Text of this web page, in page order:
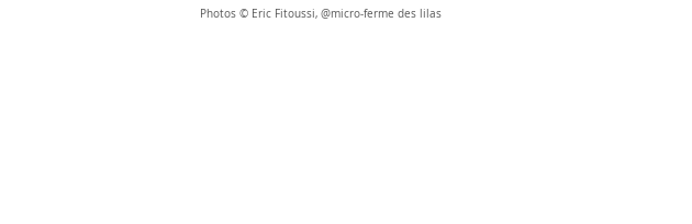
Photos © Eric Fitoussi, @micro-ferme des lilas